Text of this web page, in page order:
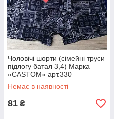
Чоловічі шорти (сімейні труси
підлогу батал 3,4) Марка
«CASTOM» арт.330
Немає в наявності
81 ₴